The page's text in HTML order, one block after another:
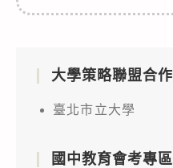
大學策略聯盟合作
臺北市立大學
國中教育會考專區